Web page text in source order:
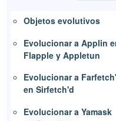
Objetos evolutivos
Evolucionar a Applin
Flapple y Appletun
Evolucionar a
en Sirfetch'd
Evolucionar a Yamask